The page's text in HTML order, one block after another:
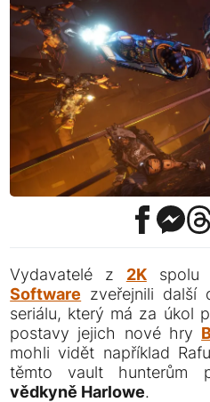
Vydavatelé z 2Kspolu
Software zveřejnili další
seriálu, který má za úkol
postavy jejich nové hry
mohli vidět například
těmto vault hunterům
vědkyně Harlowe.